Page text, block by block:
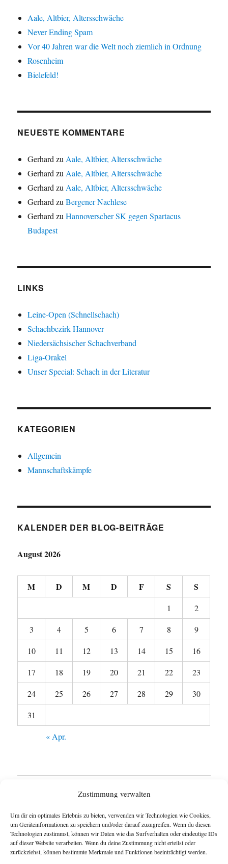
Zustimmung verwalten
Um dir ein optimales Erlebnis zu bieten, verwenden wir Technologien wie Cookies,
um Geräteinformationen zu speichern und/oder darauf zuzugreifen. Wenn du diesen
Technologien zustimmst, können wir Daten wie das Surfverhalten oder eindeutige IDs
auf dieser Website verarbeiten. Wenn du deine Zustimmung nicht erteilst oder
zurückziehst, können bestimmte Merkmale und Funktionen beeinträchtigt werden.
Aale, Altbier, Altersschwäche
Never Ending Spam
Vor 40 Jahren war die Welt noch ziemlich in Ordnung
Rosenheim
Bielefeld!
NEUESTE KOMMENTARE
GerhardzuAale, Altbier, Altersschwäche
GerhardzuAale, Altbier, Altersschwäche
GerhardzuAale, Altbier, Altersschwäche
GerhardzuBergener Nachlese
GerhardzuHannoverscher SK gegen Spartacus
Budapest
LINKS
Leine-Open (Schnellschach)
Schachbezirk Hannover
Niedersächsischer Schachverband
Liga-Orakel
Unser Special: Schach in der Literatur
KATEGORIEN
Allgemein
Mannschaftskämpfe
KALENDER DER BLOG-BEITRÄGE
August 2026
M D M D F S S
1
2
3
4 5 6 7 8
9
10
11 12 13 14 15
16
17
18 19 20 21 22
23
24
25 26 27 28 29
30
31
« Apr.
Wie funktioniert das Blog ?
anzeigen
Impressum